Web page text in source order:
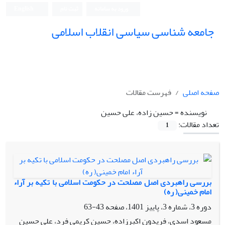
جامعه شناسی سیاسی انقلاب اسلامی
صفحه اصلی
فهرست مقالات
نویسنده =حسین زاده، علی حسین
تعداد مقالات:
1
بررسی راهبردی اصل مصلحت در حکومت اسلامی با تکیه بر آراء
امام خمینی( ره)
دوره 3، شماره 3، پاییز 1401، صفحه
43-63
مسعود اسدی، فریدون اکبرزاده، حسین کریمی فرد، علی حسین